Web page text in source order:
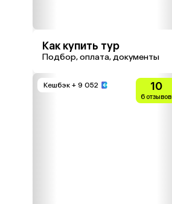
Как купить тур
Подбор, оплата, документы
Кешбэк + 9 052 10
6 отзывов